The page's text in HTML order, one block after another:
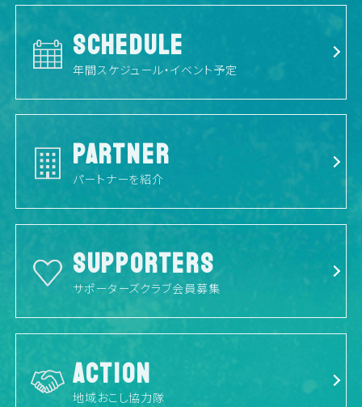
SCHEDULE
年間スケジュール・イベント予定
PARTNER
パートナーを紹介
SUPPORTERS
サポーターズクラブ会員募集
ACTION
地域おこし協力隊